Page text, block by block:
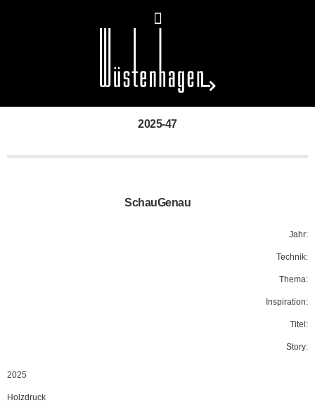
2025-47
SchauGenau
Jahr:
Technik:
Thema:
Inspiration:
Titel:
Story:
2025
Holzdruck